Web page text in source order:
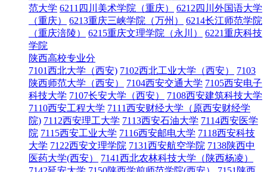
范大学 6211四川美术学院（重庆）
6212四川外国语大学
（重庆）
6213重庆三峡学院（万州）
6214长江师范学院
（重庆涪陵）
6215重庆文理学院（永川）
6221重庆科技
学院
陕西高校专业分
7101西北大学（西安) 7102西北工业大学（西安）
7103
陕西师范大学（西安）
7104西安交通大学 7105西安电子
科技大学 7107长安大学（西安）
7108西安建筑科技大学
7110西安工程大学 7111西安财经大学（原西安财经学
院) 7112西安理工大学 7113西安石油大学 7114西安医学
院 7115西安工业大学 7116西安邮电大学 7118西安科技
大学 7122西安文理学院 7131西安航空学院 7138陕西中
医药大学(西安）
7141西北农林科技大学（陕西杨凌）